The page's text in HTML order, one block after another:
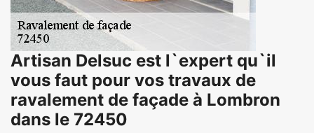
Artisan Delsuc est l`expert qu`il
vous faut pour vos travaux de
ravalement de façade à Lombron
dans le 72450